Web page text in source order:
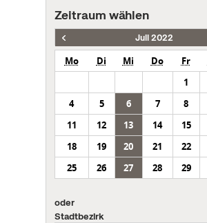
Zeitraum wählen
Juli 2022
Mo Di Mi Do Fr
1
4
5 6 7 8
11
12 13 14 15
18
19 20 21 22
25
26 27 28 29
oder
Stadtbezirk